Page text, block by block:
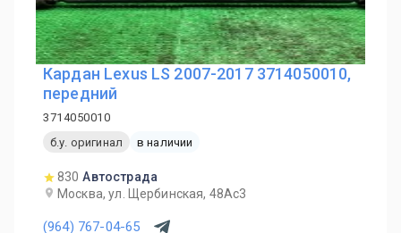
Кардан Lexus LS 2007-2017 3714050010,
передний
3714050010
б.у. оригинал
в наличии
830 Автострада
Москва, ул. Щербинская, 48Ас3
(964) 767-04-65